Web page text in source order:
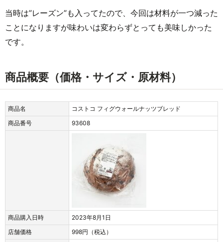
当時は”レーズン”も入ってたので、今回は材料が一つ減った
ことになりますが味わいは変わらずとっても美味しかった
です。
商品概要（価格・サイズ・原材料）
商品名
コストコ フィグウォールナッツブレッド
商品番号
93608
商品購入日時
2023年8月1日
店舗価格
998円（税込）